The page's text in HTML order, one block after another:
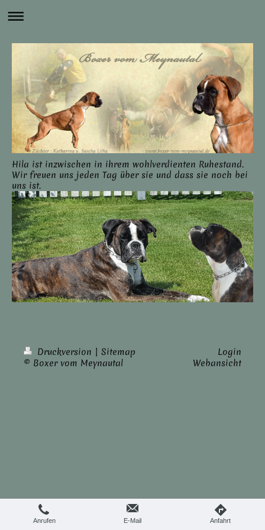
Hila ist inzwischen in ihrem wohlverdienten Ruhestand.
Wir freuen uns jeden Tag über sie und dass sie noch bei
uns ist.
Druckversion | Sitemap
© Boxer vom Meynautal
Login
Webansicht
Anrufen E-Mail Anfahrt